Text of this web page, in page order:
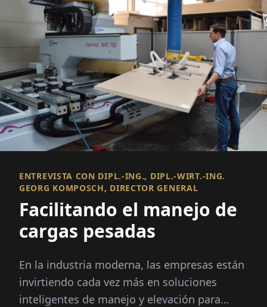
ENTREVISTA CON DIPL.-ING., DIPL.-WIRT.-ING.
GEORG KOMPOSCH, DIRECTOR GENERAL
Facilitando el manejo de
cargas pesadas
En la industria moderna, las empresas están
invirtiendo cada vez más en soluciones
inteligentes de manejo y elevación para